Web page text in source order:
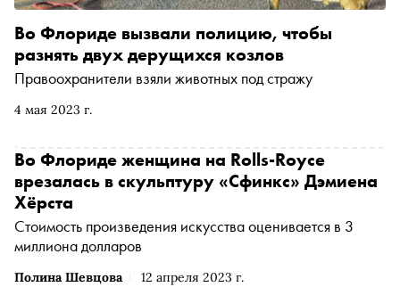
4 мая 2023 г.
Во Флориде вызвали полицию, чтобы
разнять двух дерущихся козлов
Правоохранители взяли животных под стражу
Полина Шевцова 12 апреля 2023 г.
Во Флориде женщина на Rolls-Royce
врезалась в скульптуру «Сфинкс» Дэмиена
Хёрста
Стоимость произведения искусства оценивается в 3
миллиона долларов